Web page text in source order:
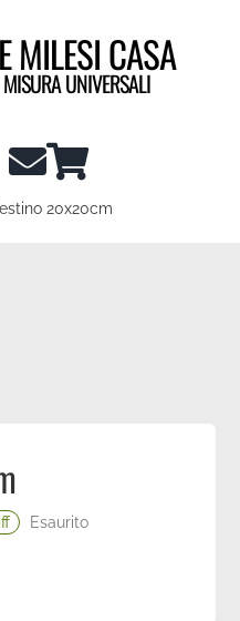
MILESI CASA
UNIVERSALI
a vetro
20x20cm
Esaurito